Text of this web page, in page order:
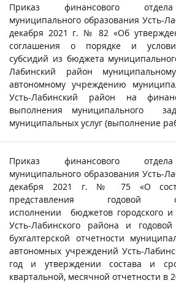
Приказ финансового
муниципального образования Усть-
декабря 2021 г. № 82 «Об
соглашения о порядке и
субсидий из бюджета
Лабинский район
автономному учреждению
Усть-Лабинский район на
выполнения муниципального
муниципальных услуг (выполнение
Приказ финансового
муниципального образования Усть-
декабря 2021 г. № 75 «О
представления годовой
исполнении бюджетов городского и
Усть-Лабинского района и годовой
бухгалтерской отчетности
автономных учреждений Усть-
год и утверждении состава и
квартальной, месячной отчетности в